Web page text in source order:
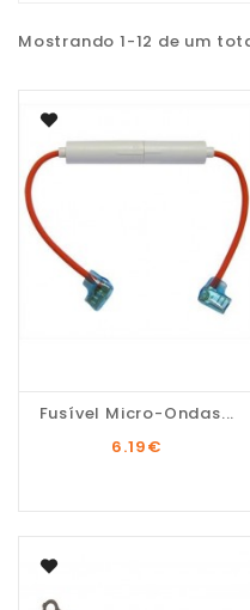
Mostrando 1-12 de um
Fusível Micro-Ondas...
6.19€